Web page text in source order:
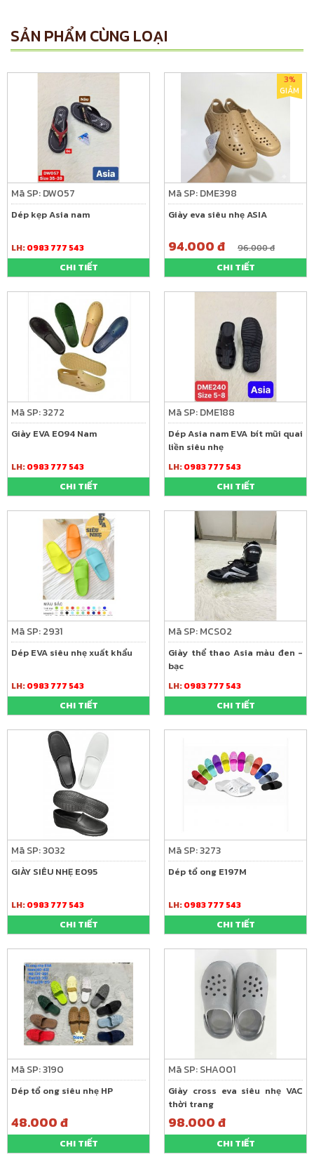
SẢN PHẨM CÙNG LOẠI
Mã SP: DW057
Dép kẹp Asia nam
LH:0983 777 543
CHI TIẾT
3%
GIẢM
Mã SP: DME398
Giày eva siêu nhẹ ASIA
94.000 đ 96.000 đ
CHI TIẾT
Mã SP: 3272
Giày EVA E094 Nam
LH:0983 777 543
CHI TIẾT
Mã SP: DME188
Dép Asia nam EVA bít mũi quai
liền siêu nhẹ
LH:0983 777 543
CHI TIẾT
Mã SP: 2931
Dép EVA siêu nhẹ xuất khẩu
LH:0983 777 543
CHI TIẾT
Mã SP: MCS02
Giày thể thao Asia màu đen -
bạc
LH:0983 777 543
CHI TIẾT
Mã SP: 3032
GIÀY SIÊU NHẸ E095
LH:0983 777 543
CHI TIẾT
Mã SP: 3273
Dép tổ ong E197M
LH:0983 777 543
CHI TIẾT
Mã SP: 3190
Dép tổ ong siêu nhẹ HP
48.000 đ
CHI TIẾT
Mã SP: SHA001
Giày cross eva siêu nhẹ VAC
thời trang
98.000 đ
CHI TIẾT